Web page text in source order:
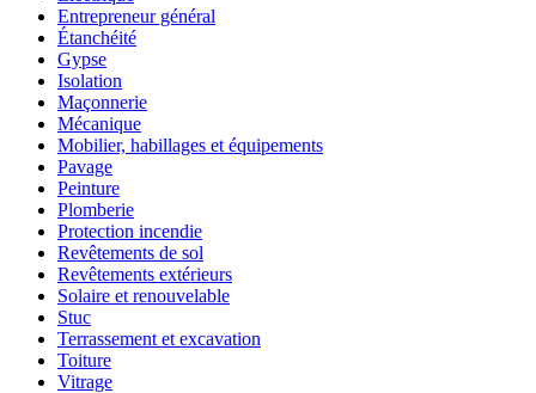
Entrepreneur général
Étanchéité
Gypse
Isolation
Maçonnerie
Mécanique
Mobilier, habillages et équipements
Pavage
Peinture
Plomberie
Protection incendie
Revêtements de sol
Revêtements extérieurs
Solaire et renouvelable
Stuc
Terrassement et excavation
Toiture
Vitrage